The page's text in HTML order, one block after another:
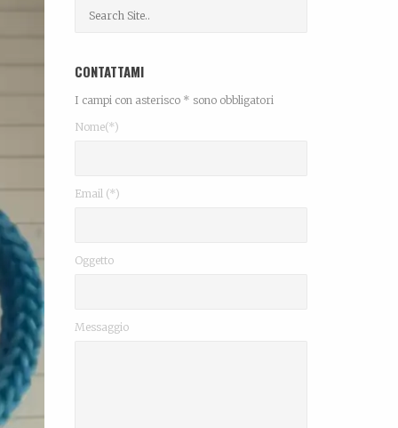
CONTATTAMI
I campi con asterisco * sono obbligatori
Nome(*)
Email (*)
Oggetto
Messaggio